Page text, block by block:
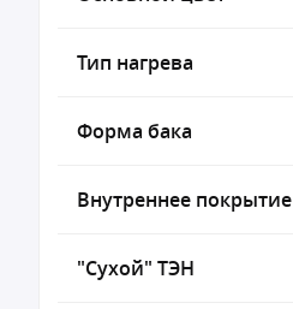
Тип нагрева
Форма бака
Внутреннее покрытие
"Сухой" ТЭН